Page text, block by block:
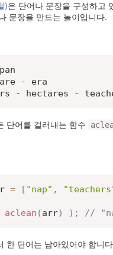
)은 단어나 문장을 구성하고
문장을 만드는 놀이입니다.
- era
- hectares -
단어를 걸러내는 함수
= [ "nap" ,
aclean (arr) ) ; //
한 단어는 남아있어야 합니